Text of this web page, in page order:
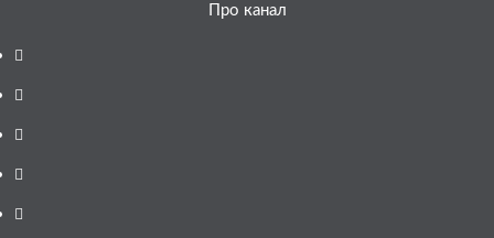
Про канал
Facebook
YouTube
Telegram
Instagram
Twitter